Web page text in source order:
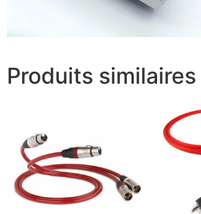
Produits similaires